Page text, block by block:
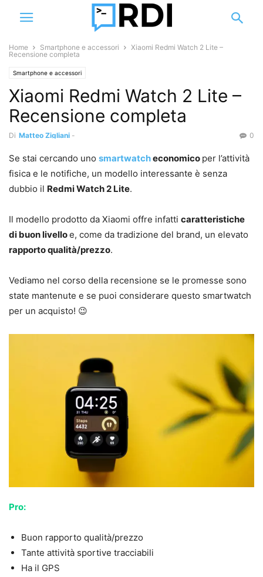
Home Smartphone e accessori
Xiaomi Redmi Watch 2 Lite –
Recensione completa
Smartphone e accessori
Xiaomi Redmi Watch 2 Lite –
Recensione completa
Di Matteo Zigliani - 0
Se stai cercando uno smartwatcheconomico per l’attività
fisica e le notifiche, un modello interessante è senza
dubbio il Redmi Watch 2 Lite.
Il modello prodotto da Xiaomi offre infatti caratteristiche
di buon livelloe, come da tradizione del brand, un elevato
rapporto qualità/prezzo.
Vediamo nel corso della recensione se le promesse sono
state mantenute e se puoi considerare questo smartwatch
per un acquisto! 😉
Pro:
Buon rapporto qualità/prezzo
Tante attività sportive tracciabili
Ha il GPS